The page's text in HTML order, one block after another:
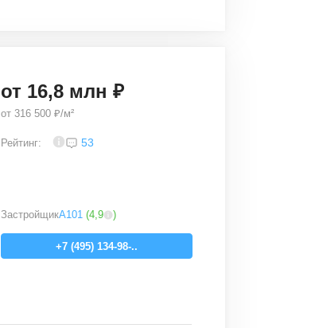
от 16,8 млн ₽
от 316 500 ₽/м²
Рейтинг: 53
ЗастройщикА101 (4,9 )
+7 (495) 134-98-..